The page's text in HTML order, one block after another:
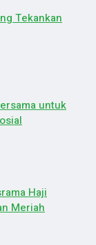
Tekankan
untuk
Haji
Meriah